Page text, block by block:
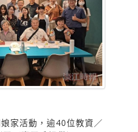
家活動，逾40位教資／